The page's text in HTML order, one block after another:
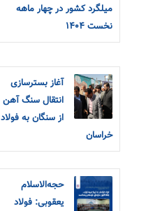
میلگرد کشور در چهار ماهه
نخست ۱۴۰۴
آغاز بسترسازی
انتقال سنگ آهن
از سنگان به فولاد
خراسان
حجه‌الاسلام
یعقوبی: فولاد